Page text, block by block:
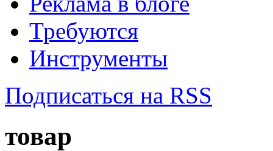
Требуются
Инструменты
Подписаться на RSS
товар